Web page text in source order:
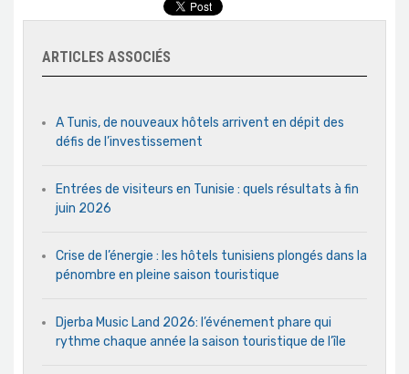
ARTICLES ASSOCIÉS
A Tunis, de nouveaux hôtels arrivent en dépit des
défis de l’investissement
Entrées de visiteurs en Tunisie : quels résultats à fin
juin 2026
Crise de l’énergie : les hôtels tunisiens plongés dans la
pénombre en pleine saison touristique
Djerba Music Land 2026: l’événement phare qui
rythme chaque année la saison touristique de l’île